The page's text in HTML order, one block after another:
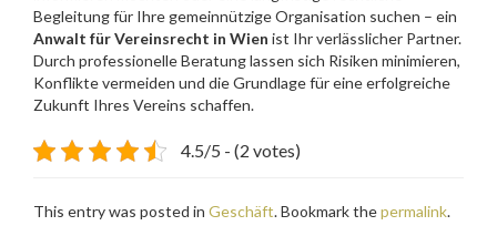
Begleitung für Ihre gemeinnützige Organisation suchen – ein
Anwalt für Vereinsrecht in Wien ist Ihr verlässlicher Partner.
Durch professionelle Beratung lassen sich Risiken minimieren,
Konflikte vermeiden und die Grundlage für eine erfolgreiche
Zukunft Ihres Vereins schaffen.
4.5/5 - (2 votes)
This entry was posted in Geschäft. Bookmark thepermalink.